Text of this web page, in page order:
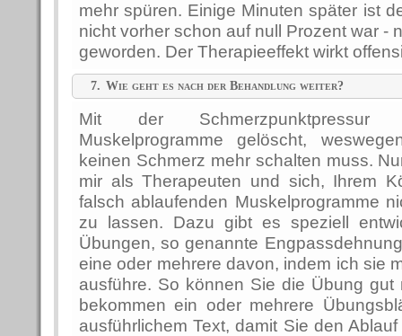
mehr spüren. Einige Minuten später ist
nicht vorher schon auf null Prozent war -
geworden. Der Therapieeffekt wirkt
7. Wie geht es nach der Behandlung weiter?
Mit der Schmerzpunktpressur
Muskelprogramme gelöscht,
keinen Schmerz mehr schalten muss.
mir als Therapeuten und sich, Ihrem
falsch ablaufenden Muskelprogramme
zu lassen. Dazu gibt es speziell
Übungen, so genannte
eine oder mehrere davon, indem ich sie
ausführe. So können Sie die Übung gut
bekommen ein oder mehrere
ausführlichem Text, damit Sie den